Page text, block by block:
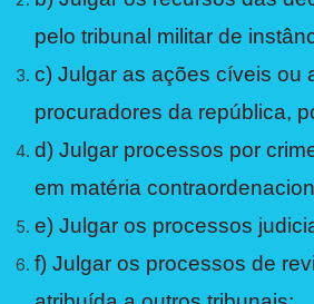
pelo tribunal militar de
c) Julgar as ações cíveis ou
procuradores da república,
d) Julgar processos por
em matéria
e) Julgar os processos
f) Julgar os processos de